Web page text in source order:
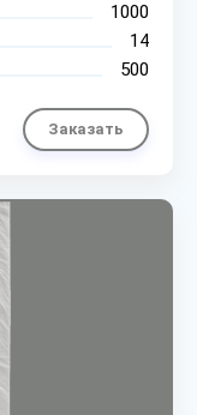
1000
14
500
Заказать